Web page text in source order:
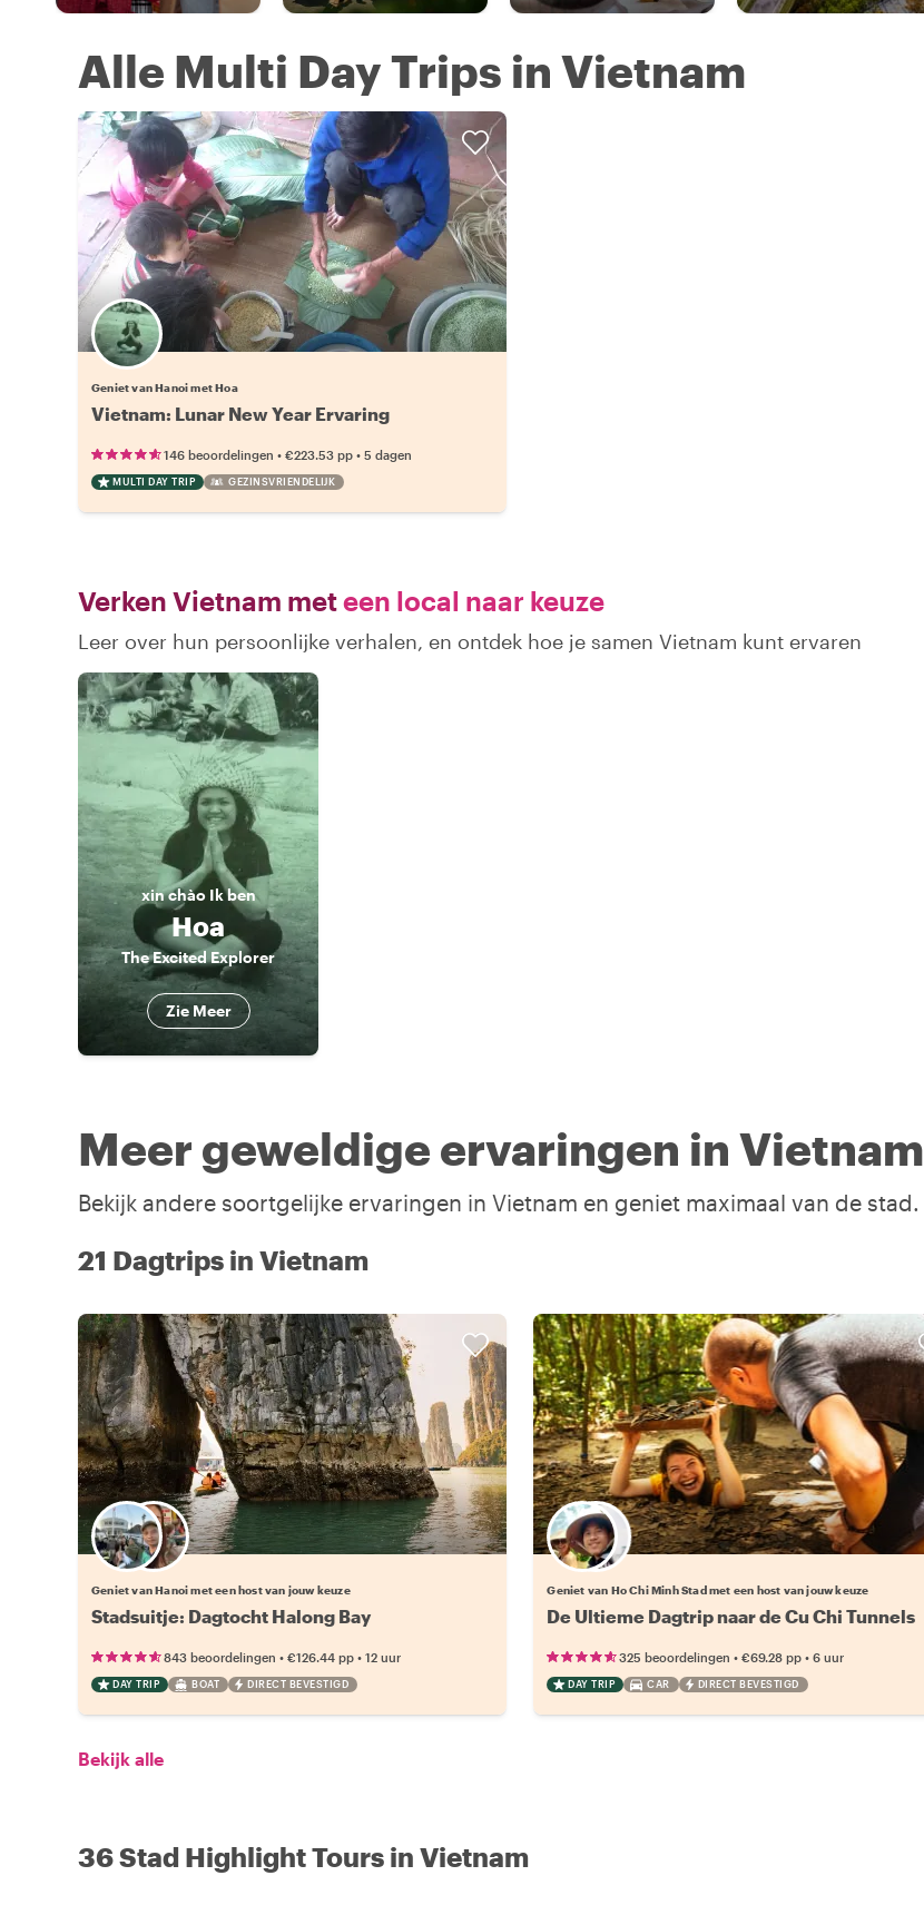
Alle Multi Day Trips in Vietnam
Geniet van Hanoi met Hoa
Vietnam: Lunar New Year Ervaring
146 beoordelingen • €223.53 pp • 5 dagen
MULTI DAY TRIP GEZINSVRIENDELIJK
Verken Vietnam meteen local naar keuze
Leer over hun persoonlijke verhalen, en ontdek hoe je samen Vietnam kunt ervaren
xin chào Ik ben
Hoa
The Excited Explorer
Zie Meer
Meer geweldige ervaringen in Vietnam
Bekijk andere soortgelijke ervaringen in Vietnam en geniet maximaal van de stad.
21 Dagtrips in Vietnam
Kies jouw favoriete local
Geniet van Hanoi met een host van jouw keuze
Stadsuitje: Dagtocht Halong Bay
843 beoordelingen • €126.44 pp • 12 uur
DAY TRIP BOAT DIRECT BEVESTIGD
Kies jouw favoriete local
Geniet van Ho Chi Minh Stad met een host van jouw keuze
De Ultieme Dagtrip naar de Cu Chi Tunnels
325 beoordelingen •€69.28 pp •6 uur
DAY TRIP CAR DIRECT BEVESTIGD
Bekijk alle
36 Stad Highlight Tours in Vietnam